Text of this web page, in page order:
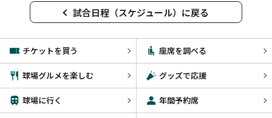
試合日程（スケジュール）に戻る
チケットを買う 座席を調べる
球場グルメを楽しむ グッズで応援
球場に行く 年間予約席